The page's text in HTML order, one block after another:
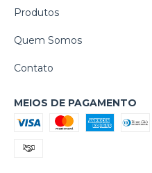
Produtos
Quem Somos
Contato
MEIOS DE PAGAMENTO